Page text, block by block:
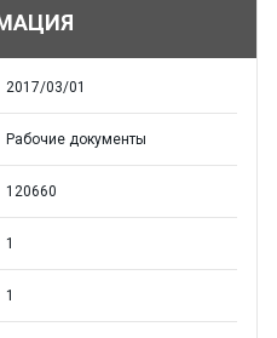
2017/03/01
Рабочие документы
120660
1
1